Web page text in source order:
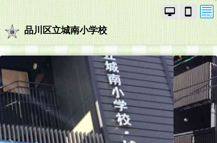
PC
モ
ー
ド
で
画
面
を
切
り
替
え
ス
マ
ー
ト
フ
ォ
ン
モ
ー
ド
で
画
面
を
り
替
え
品川区立城南小学校